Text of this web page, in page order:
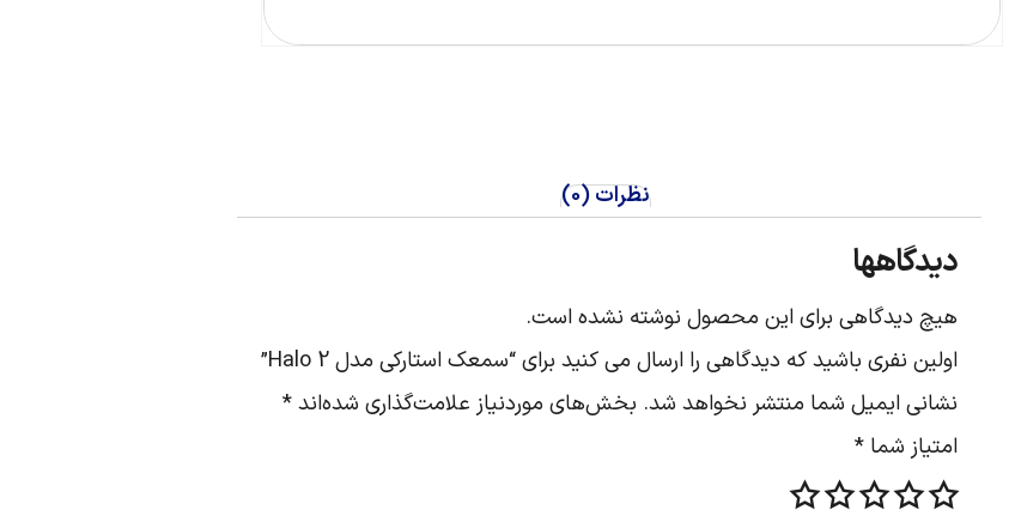
نظرات (0)
دیدگاهها
هیچ دیدگاهی برای این محصول نوشته نشده است.
اولین نفری باشید که دیدگاهی را ارسال می کنید برای “سمعک استارکی مدل Halo 2”
نشانی ایمیل شما منتشر نخواهد شد. بخش‌های موردنیاز علامت‌گذاری شده‌اند*
امتیاز شما *